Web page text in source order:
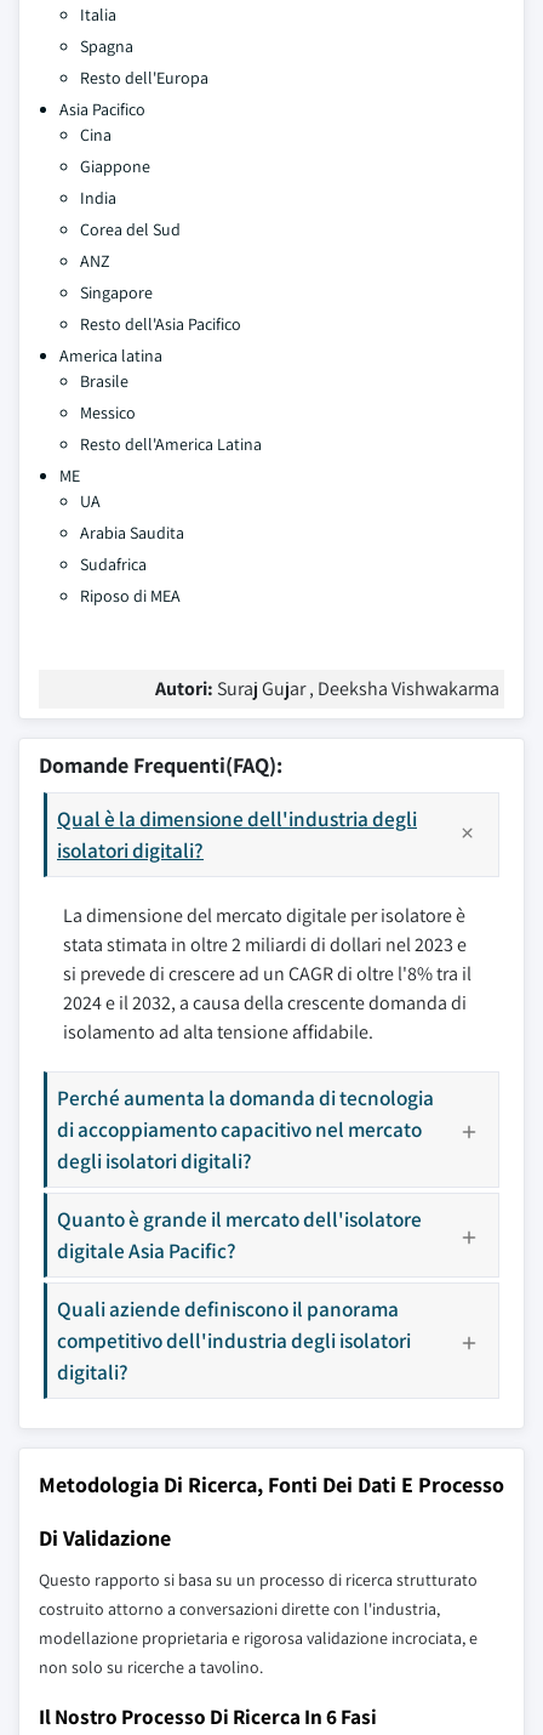
Italia
Spagna
Resto dell'Europa
Asia Pacifico
Cina
Giappone
India
Corea del Sud
ANZ
Singapore
Resto dell'Asia Pacifico
America latina
Brasile
Messico
Resto dell'America Latina
ME
UA
Arabia Saudita
Sudafrica
Riposo di MEA
Autori: Suraj Gujar , Deeksha Vishwakarma
Domande Frequenti(FAQ):
Qual è la dimensione dell'industria degli
isolatori digitali?
La dimensione del mercato digitale per isolatore è
stata stimata in oltre 2 miliardi di dollari nel 2023 e
si prevede di crescere ad un CAGR di oltre l'8% tra il
2024 e il 2032, a causa della crescente domanda di
isolamento ad alta tensione affidabile.
Perché aumenta la domanda di tecnologia
di accoppiamento capacitivo nel mercato
degli isolatori digitali?
Quanto è grande il mercato dell'isolatore
digitale Asia Pacific?
Quali aziende definiscono il panorama
competitivo dell'industria degli isolatori
digitali?
Metodologia Di Ricerca, Fonti Dei Dati E Processo
Di Validazione
Questo rapporto si basa su un processo di ricerca strutturato
costruito attorno a conversazioni dirette con l'industria,
modellazione proprietaria e rigorosa validazione incrociata, e
non solo su ricerche a tavolino.
Il Nostro Processo Di Ricerca In 6 Fasi